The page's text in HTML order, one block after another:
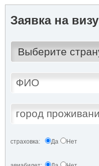
Заявка на визу
страховка: Да Нет